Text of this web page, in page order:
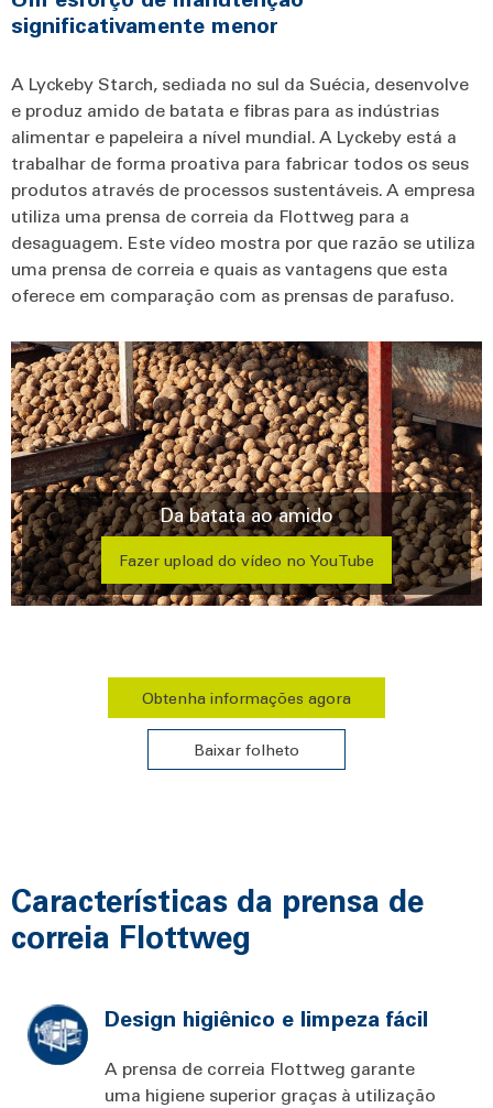
significativamente menor
A Lyckeby Starch, sediada no sul da Suécia, desenvolve
e produz amido de batata e fibras para as indústrias
alimentar e papeleira a nível mundial. A Lyckeby está a
trabalhar de forma proativa para fabricar todos os seus
produtos através de processos sustentáveis. A empresa
utiliza uma prensa de correia da Flottweg para a
desaguagem. Este vídeo mostra por que razão se utiliza
uma prensa de correia e quais as vantagens que esta
oferece em comparação com as prensas de parafuso.
Da batata ao amido
Fazer upload do vídeo no YouTube
Obtenha informações agora
Baixar folheto
Características da prensa de
correia Flottweg
Design higiênico e limpeza fácil
A prensa de correia Flottweg garante
uma higiene superior graças à utilização